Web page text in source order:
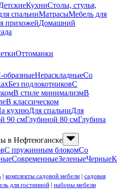
КухниСтолы, стулья,
спальниМатрасыМебель для
прихожейДомашний
Оттоманки
образныеНераскладныеСо
Без подлокотниковС
В стиле минимализмВ
В классическом
кухнюДля спальниДля
90 смГлубиной 80 смГлубина
в Нефтеюганске
С пружинным блокомСо
СовременныеЗеленыеЧерные
| комплекты садовой мебели | садовая
для гостинной| наборы мебели